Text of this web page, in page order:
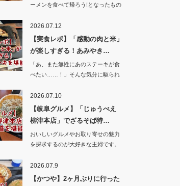
ーメンを食べて帰ろう!となったもの
2026.07.12
【実食レポ】「感動の肉と米」
が楽しすぎる！あみやき…
「あ、また無性にあのステーキが食
べたい……！」そんな気分に駆られ
2026.07.10
【岐阜グルメ】「じゅうべえ
柳津本店」でざるそば特…
おいしいグルメやお取り寄せの魅力
を探求するのが大好きな主婦です。
2026.07.9
【かつや】2ヶ月ぶりに行った